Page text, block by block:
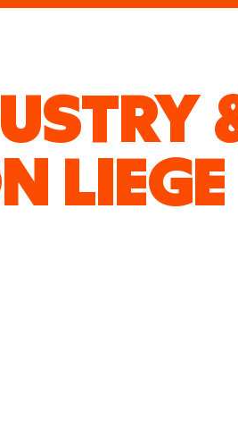
LIEGE